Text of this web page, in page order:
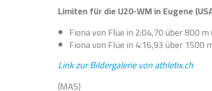
Limiten für die U20-WM in Eugene
Fiona von Flüe in 2:04,70 über 800
Fiona von Flüe in 4:16,93 über 1500
Link zur Bildergalerie von athletix.ch
(MAS)